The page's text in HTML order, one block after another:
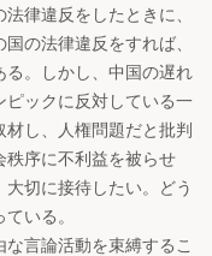
律違反をしたときに、
の法律違反をすれば、
る。しかし、中国の遅れ
ピックに反対している一
し、人権問題だと批判
秩序に不利益を被らせ
切に接待したい。どう
いる。
言論活動を束縛するこ